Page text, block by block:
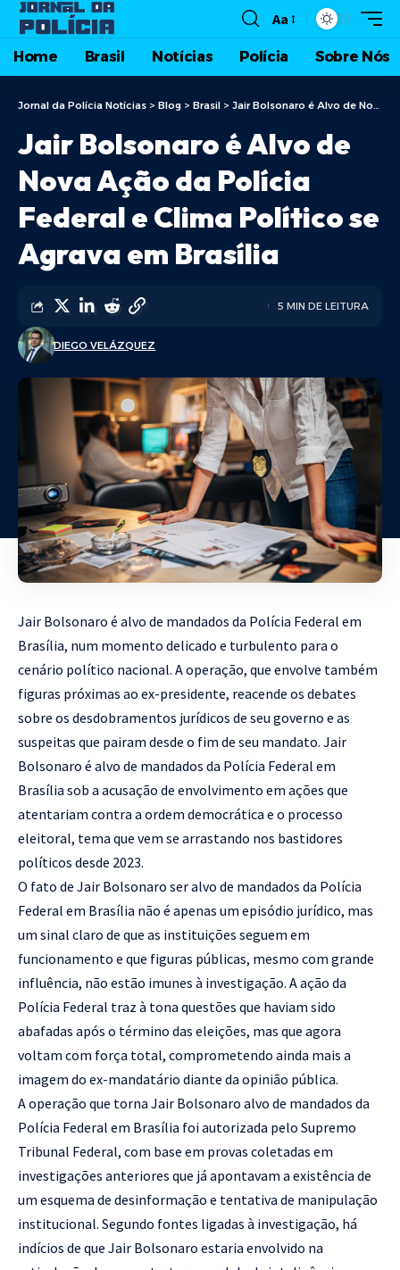
Aa
Home Brasil Notícias Polícia Sobre Nós
Jornal da Polícia Notícias > Blog > Brasil > Jair Bolsonaro é Alvo de Nova Ação da Polícia Federal e Clima Político se Agrava em Brasília
Jair Bolsonaro é Alvo de
Nova Ação da Polícia
Federal e Clima Político se
Agrava em Brasília
DIEGO VELÁZQUEZ
5 MIN DE LEITURA
Jair Bolsonaro é alvo de mandados da Polícia Federal em
Brasília, num momento delicado e turbulento para o
cenário político nacional. A operação, que envolve também
figuras próximas ao ex-presidente, reacende os debates
sobre os desdobramentos jurídicos de seu governo e as
suspeitas que pairam desde o fim de seu mandato. Jair
Bolsonaro é alvo de mandados da Polícia Federal em
Brasília sob a acusação de envolvimento em ações que
atentariam contra a ordem democrática e o processo
eleitoral, tema que vem se arrastando nos bastidores
políticos desde 2023.
O fato de Jair Bolsonaro ser alvo de mandados da Polícia
Federal em Brasília não é apenas um episódio jurídico, mas
um sinal claro de que as instituições seguem em
funcionamento e que figuras públicas, mesmo com grande
influência, não estão imunes à investigação. A ação da
Polícia Federal traz à tona questões que haviam sido
abafadas após o término das eleições, mas que agora
voltam com força total, comprometendo ainda mais a
imagem do ex-mandatário diante da opinião pública.
A operação que torna Jair Bolsonaro alvo de mandados da
Polícia Federal em Brasília foi autorizada pelo Supremo
Tribunal Federal, com base em provas coletadas em
investigações anteriores que já apontavam a existência de
um esquema de desinformação e tentativa de manipulação
institucional. Segundo fontes ligadas à investigação, há
indícios de que Jair Bolsonaro estaria envolvido na